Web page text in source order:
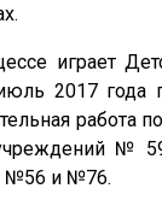
играет
2017 года
№ 59,
№56 и №76.